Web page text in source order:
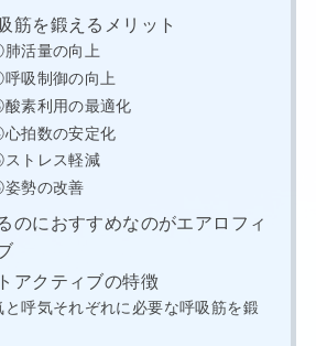
筋を鍛えるメリット
活量の向上
吸制御の向上
素利用の最適化
拍数の安定化
トレス軽減
勢の改善
のにおすすめなのがエアロフィ
アクティブの特徴
呼気それぞれに必要な呼吸筋を鍛